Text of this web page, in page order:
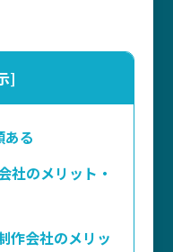
]
る
社のメリット・
作会社のメリッ